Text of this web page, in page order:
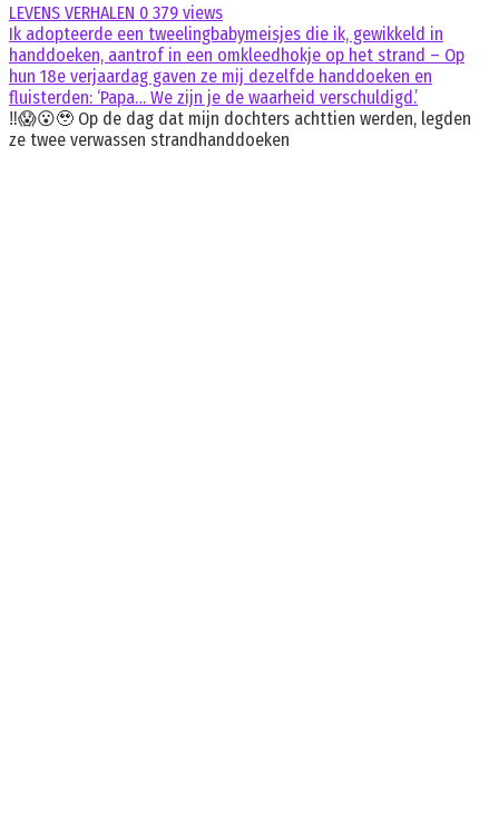
LEVENS VERHALEN 0 379 views
Ik adopteerde een tweelingbabymeisjes die ik, gewikkeld in
handdoeken, aantrof in een omkleedhokje op het strand – Op
hun 18e verjaardag gaven ze mij dezelfde handdoeken en
fluisterden: ‘Papa… We zijn je de waarheid verschuldigd.’
‼️😱😮🥹 Op de dag dat mijn dochters achttien werden, legden
ze twee verwassen strandhanddoeken